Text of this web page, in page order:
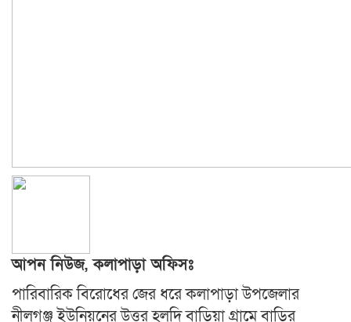
আপন নিউজ, কলাপাড়া অফিসঃ
পারিবারিক বিরোধের জের ধরে কলাপাড়া উপজেলার
নীলগঞ্জ ইউনিয়নের উত্তর হলদি বাড়িয়া গ্রামে বাড়ির